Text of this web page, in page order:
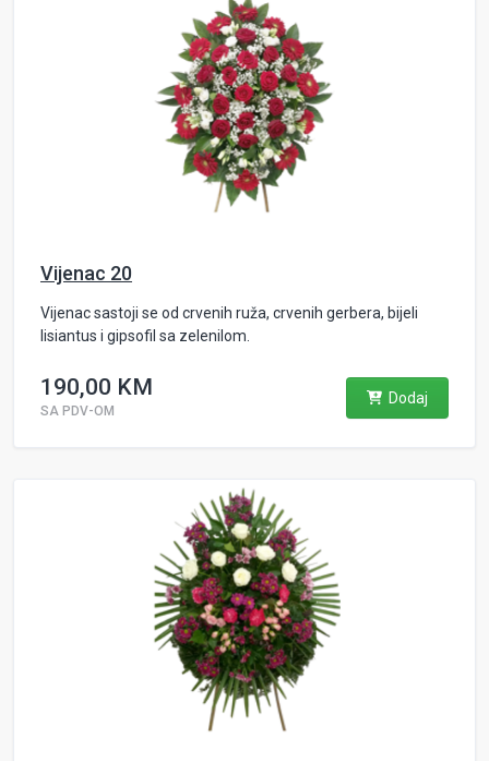
Vijenac 20
Vijenac sastoji se od crvenih ruža, crvenih gerbera, bijeli
lisiantus i gipsofil sa zelenilom.
190,00 KM
SA PDV-OM
Dodaj